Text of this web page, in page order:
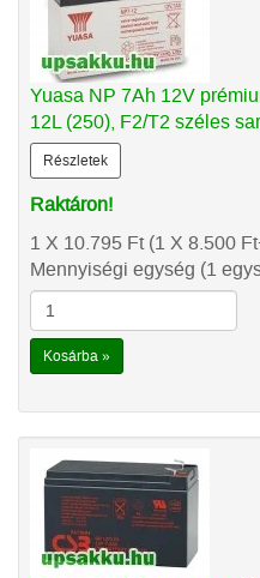
Yuasa NP 7Ah 12V
12L (250), F2/T2 széles
Részletek
Raktáron!
1 X 10.795 Ft(1 X 8.500 Ft
Mennyiségi egység (1
Kosárba »